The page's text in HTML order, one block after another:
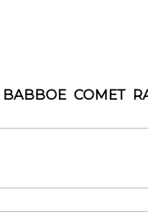
BABBOE COMET